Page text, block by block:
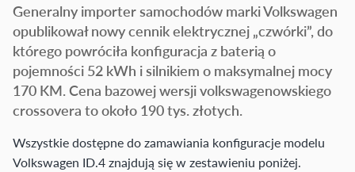
Generalny importer samochodów marki Volkswagen
opublikował nowy cennik elektrycznej „czwórki”, do
którego powróciła konfiguracja z baterią o
pojemności 52 kWh i silnikiem o maksymalnej mocy
170 KM. Cena bazowej wersji volkswagenowskiego
crossovera to około 190 tys. złotych.
Wszystkie dostępne do zamawiania konfiguracje modelu
Volkswagen ID.4 znajdują się w zestawieniu poniżej.